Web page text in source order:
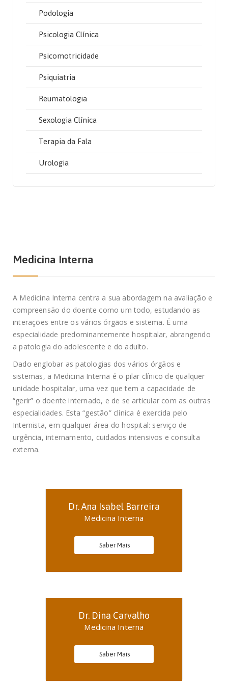
Podologia
Psicologia Clínica
Psicomotricidade
Psiquiatria
Reumatologia
Sexologia Clínica
Terapia da Fala
Urologia
Medicina Interna
A Medicina Interna centra a sua abordagem na avaliação e
compreensão do doente como um todo, estudando as
interações entre os vários órgãos e sistema. É uma
especialidade predominantemente hospitalar, abrangendo
a patologia do adolescente e do adulto.
Dado englobar as patologias dos vários órgãos e
sistemas, a Medicina Interna é o pilar clínico de qualquer
unidade hospitalar, uma vez que tem a capacidade de
“gerir” o doente internado, e de se articular com as outras
especialidades. Esta “gestão” clínica é exercida pelo
Internista, em qualquer área do hospital: serviço de
urgência, internamento, cuidados intensivos e consulta
externa.
Dr. Ana Isabel Barreira
Medicina Interna
Saber Mais
Dr. Dina Carvalho
Medicina Interna
Saber Mais